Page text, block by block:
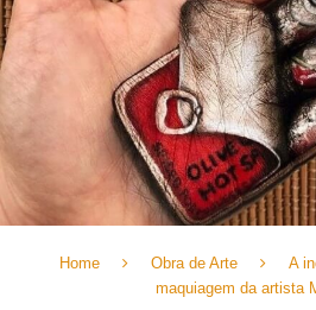
Home Obra de Arte
A
maquiagem da artista